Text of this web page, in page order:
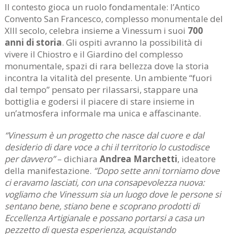
Il contesto gioca un ruolo fondamentale: l’Antico
Convento San Francesco, complesso monumentale del
XIII secolo, celebra insieme a Vinessum i suoi 700
anni di storia. Gli ospiti avranno la possibilità di
vivere il Chiostro e il Giardino del complesso
monumentale, spazi di rara bellezza dove la storia
incontra la vitalità del presente. Un ambiente “fuori
dal tempo” pensato per rilassarsi, stappare una
bottiglia e godersi il piacere di stare insieme in
un’atmosfera informale ma unica e affascinante.
“Vinessum è un progetto che nasce dal cuore e dal
desiderio di dare voce a chi il territorio lo custodisce
per davvero”– dichiara Andrea Marchetti, ideatore
della manifestazione. “Dopo sette anni torniamo dove
ci eravamo lasciati, con una consapevolezza nuova:
vogliamo che Vinessum sia un luogo dove le persone si
sentano bene, stiano bene e scoprano prodotti di
Eccellenza Artigianale e possano portarsi a casa un
pezzetto di questa esperienza, acquistando